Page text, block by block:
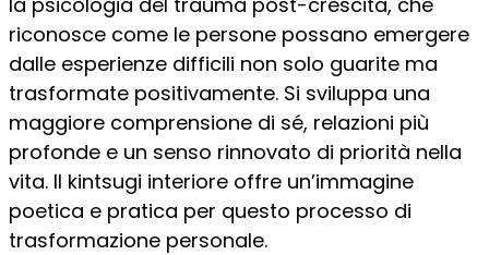
riconosce come le persone possano emergere
dalle esperienze difficili non solo guarite ma
trasformate positivamente. Si sviluppa una
maggiore comprensione di sé, relazioni più
profonde e un senso rinnovato di priorità nella
vita. Il kintsugi interiore offre un’immagine
poetica e pratica per questo processo di
trasformazione personale.